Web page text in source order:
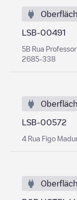
LSB-00491
5B Rua
2685-338
LSB-00572
4 Rua Figo